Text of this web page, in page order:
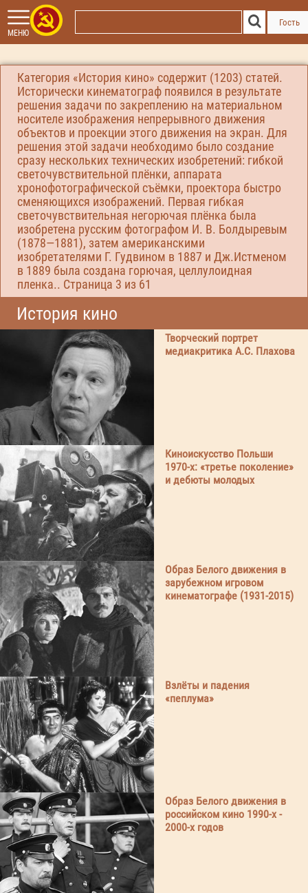
МЕНЮ
Гость
Категория «История кино» содержит (1203) статей.
Исторически кинематограф появился в результате
решения задачи по закреплению на материальном
носителе изображения непрерывного движения
объектов и проекции этого движения на экран. Для
решения этой задачи необходимо было создание
сразу нескольких технических изобретений: гибкой
светочувствительной плёнки, аппарата
хронофотографической съёмки, проектора быстро
сменяющихся изображений. Первая гибкая
светочувствительная негорючая плёнка была
изобретена русским фотографом И. В. Болдыревым
(1878—1881), затем американскими
изобретателями Г. Гудвином в 1887 и Дж.Истменом
в 1889 была создана горючая, целлулоидная
пленка.. Страница 3 из 61
История кино
Творческий портрет
медиакритика А.С. Плахова
Киноискусство Польши
1970-х: «третье поколение»
и дебюты молодых
Образ Белого движения в
зарубежном игровом
кинематографе (1931-2015)
Взлёты и падения
«пеплума»
Образ Белого движения в
российском кино 1990-х -
2000-х годов